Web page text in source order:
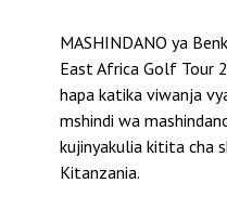
MASHINDANO ya
East Africa Golf Tour
hapa katika viwanja
mshindi wa
kujinyakulia kitita cha
Kitanzania.